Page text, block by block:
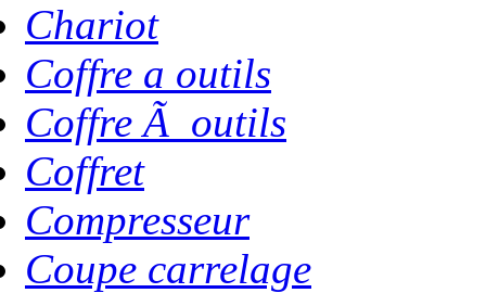
Chariot
Coffre a outils
Coffre Ã outils
Coffret
Compresseur
Coupe carrelage